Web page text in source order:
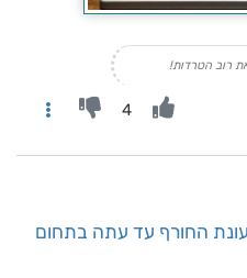
רוב הטרדות!
4
החורף עד עתה בתחום